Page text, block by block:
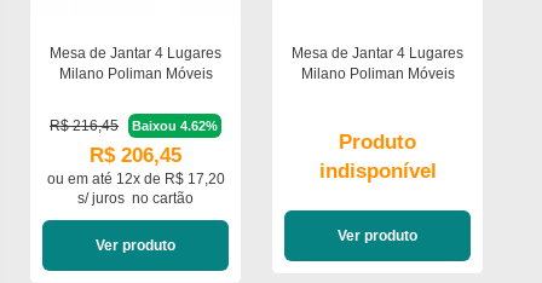
Mesa de Jantar 4 Lugares
Milano Poliman Móveis
R$ 216,45 Baixou 4.62%
R$ 206,45
ou ematé 12x de R$ 17,20
s/ juros no cartão
Ver produto
Mesa de Jantar 4 Lugares
Milano Poliman Móveis
Produto
indisponível
Ver produto